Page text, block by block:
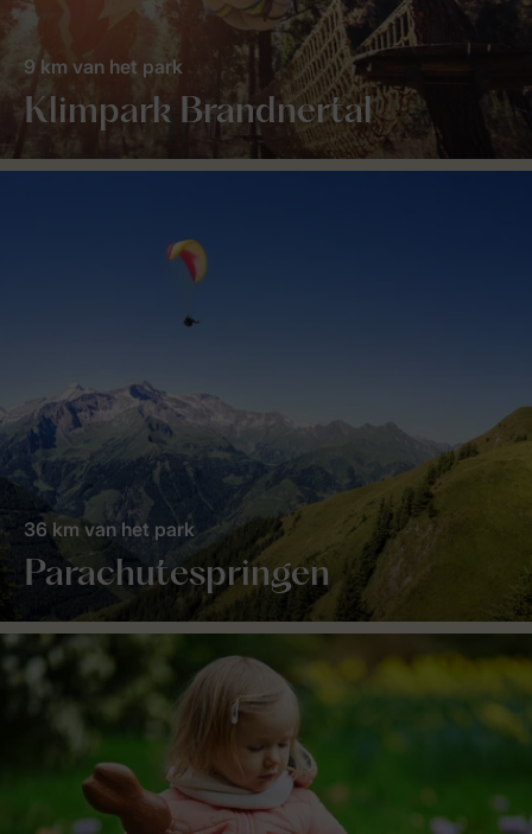
Klimpark Brandnertal
9 km van het park
Parachutespringen
36 km van het park